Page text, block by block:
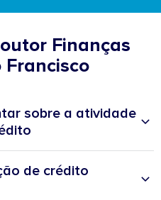
Finanças
Francisco
sobre a atividade
de crédito